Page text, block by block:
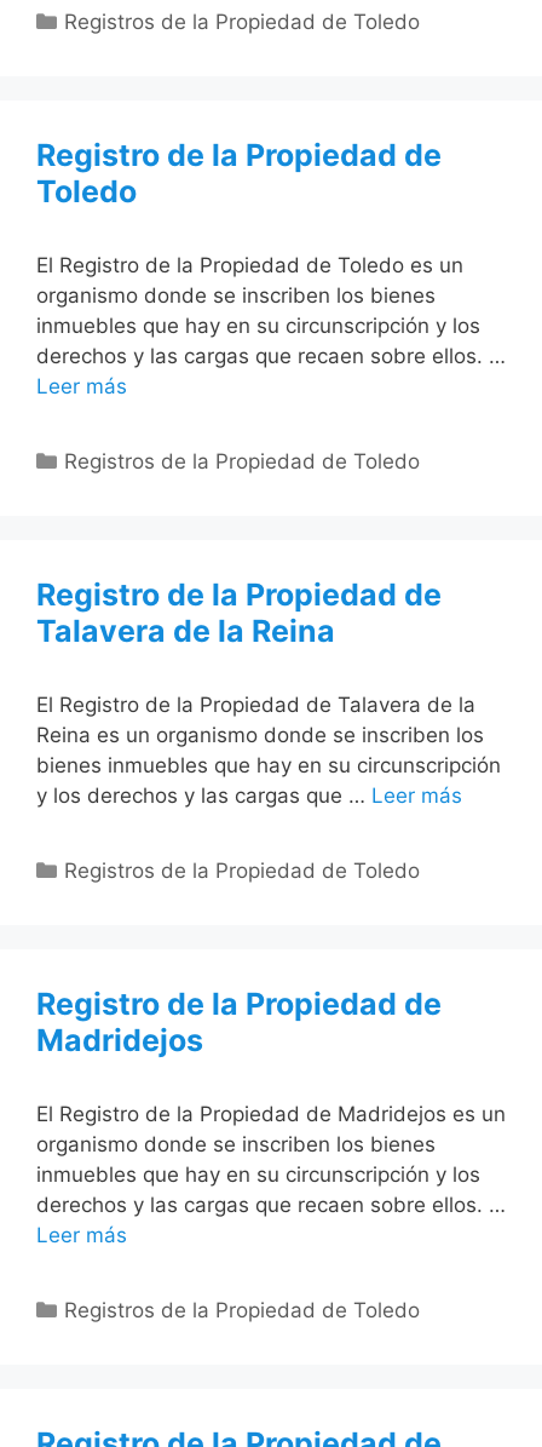
Categorías
Registros de la Propiedad de Toledo
Registro de la Propiedad de
Toledo
El Registro de la Propiedad de Toledo es un
organismo donde se inscriben los bienes
inmuebles que hay en su circunscripción y los
derechos y las cargas que recaen sobre ellos. …
Leer más
Categorías
Registros de la Propiedad de Toledo
Registro de la Propiedad de
Talavera de la Reina
El Registro de la Propiedad de Talavera de la
Reina es un organismo donde se inscriben los
bienes inmuebles que hay en su circunscripción
y los derechos y las cargas que … Leer más
Categorías
Registros de la Propiedad de Toledo
Registro de la Propiedad de
Madridejos
El Registro de la Propiedad de Madridejos es un
organismo donde se inscriben los bienes
inmuebles que hay en su circunscripción y los
derechos y las cargas que recaen sobre ellos. …
Leer más
Categorías
Registros de la Propiedad de Toledo